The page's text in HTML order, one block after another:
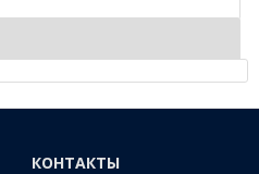
СредняяКОНТАКТЫ